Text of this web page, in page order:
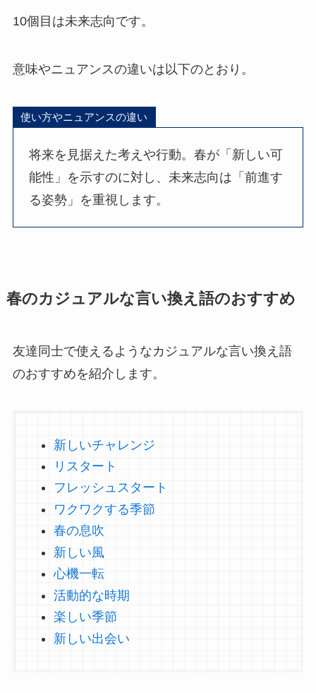
10個目は未来志向です。
意味やニュアンスの違いは以下のとおり。
使い方やニュアンスの違い
将来を見据えた考えや行動。春が「新しい可
能性」を示すのに対し、未来志向は「前進す
る姿勢」を重視します。
春のカジュアルな言い換え語のおすすめ
友達同士で使えるようなカジュアルな言い換え語
のおすすめを紹介します。
新しいチャレンジ
リスタート
フレッシュスタート
ワクワクする季節
春の息吹
新しい風
心機一転
活動的な時期
楽しい季節
新しい出会い